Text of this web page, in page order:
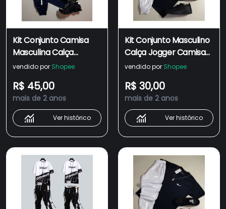
Kit Conjunto Camisa
Masculina Calça
Jogger Com Bolsos
Dry Fit esportiva
vendido por Shopee
R$ 45,00
mais de 2 anos
Ver histórico
Kit Conjunto Masculino
Calça Jogger Camisa
Masculina Refletiva
Esportivo dry fit
masculino
vendido por Shopee
R$ 30,00
mais de 2 anos
Ver histórico